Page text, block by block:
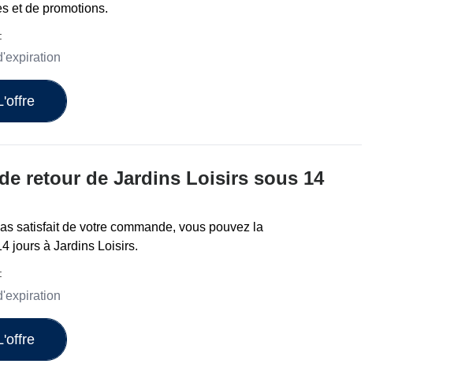
et de promotions.
retour de Jardins Loisirs sous 14
satisfait de votre commande, vous pouvez la
jours à Jardins Loisirs.